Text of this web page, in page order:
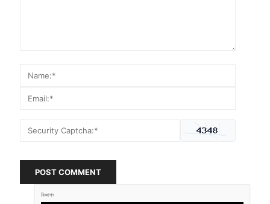
POST COMMENT
বিজ্ঞাপন